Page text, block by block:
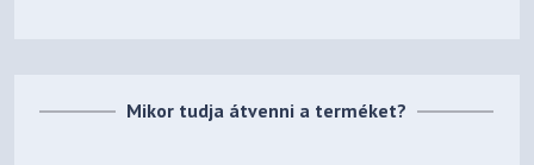
Mikor tudja átvenni a terméket?